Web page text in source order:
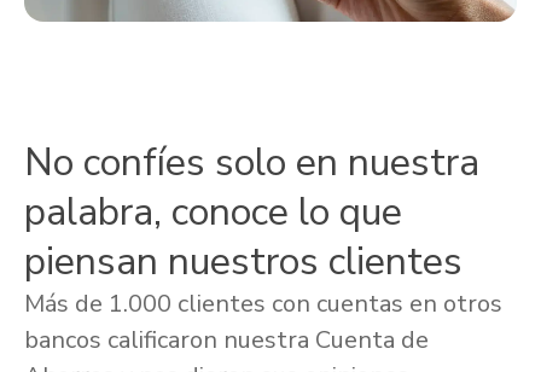
No confíes solo en nuestra
palabra, conoce lo que
piensan nuestros clientes
Más de 1.000 clientes con cuentas en otros
bancos calificaron nuestra Cuenta de